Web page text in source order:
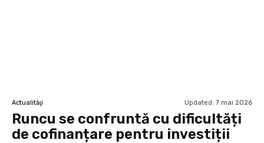
Actualităţi Updated: 7 mai 2026
Runcu se confruntă cu dificultăți
de cofinanțare pentru investiții